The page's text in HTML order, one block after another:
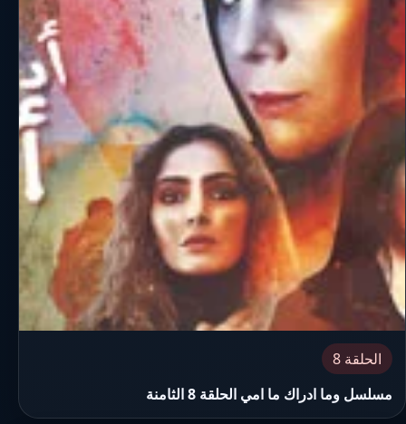
الحلقة 8
مسلسل وما ادراك ما امي الحلقة 8 الثامنة